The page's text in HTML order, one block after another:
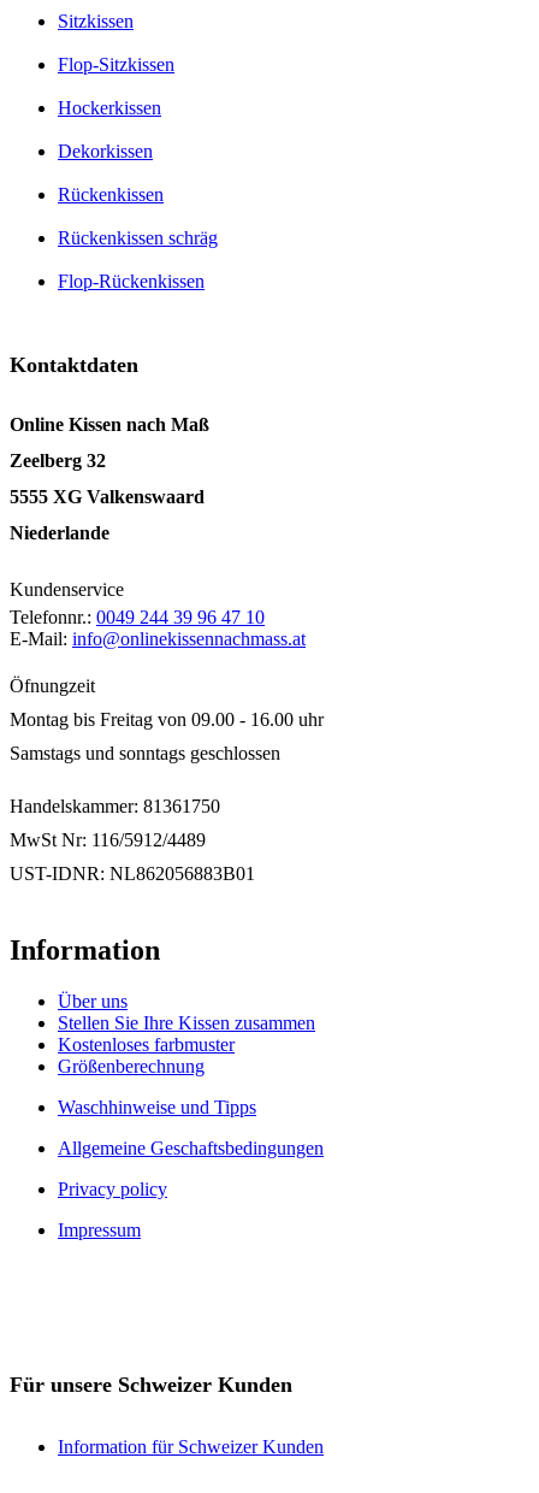
Sitzkissen
Flop-Sitzkissen
Hockerkissen
Dekorkissen
Rückenkissen
Rückenkissen schräg
Flop-Rückenkissen
Kontaktdaten
Online Kissen nach Maß
Zeelberg 32
5555 XG Valkenswaard
Niederlande
Kundenservice
Telefonnr.: 0049 244 39 96 47 10
E-Mail: info@onlinekissennachmass.at
Öfnungzeit
Montag bis Freitag von 09.00 - 16.00 uhr
Samstags und sonntags geschlossen
Handelskammer: 81361750
MwSt Nr: 116/5912/4489
UST-IDNR: NL862056883B01
Information
Über uns
Stellen Sie Ihre Kissen zusammen
Kostenloses farbmuster
Größenberechnung
Waschhinweise und Tipps
Allgemeine Geschaftsbedingungen
Privacy policy
Impressum
Für unsere Schweizer Kunden
Information für Schweizer Kunden